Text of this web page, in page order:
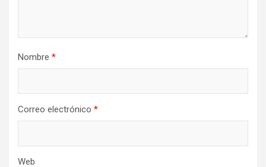
Nombre *
Correo electrónico *
Web